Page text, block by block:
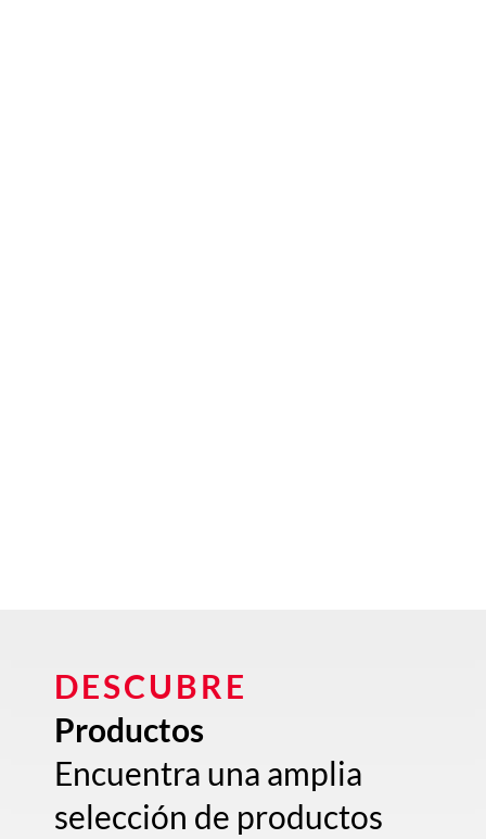
DESCUBRE
Productos
Encuentra una amplia
selección de productos